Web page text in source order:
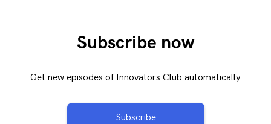
Subscribe now
Get new episodes of Innovators Club automatically
Subscribe